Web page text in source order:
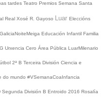
tardes Teatro Premios Semana Santa
Real Xosé R. Gayoso Luar Eleccións
Educación Infantil Familia
Urxencia Cero Área Pública LuarMilenario
2ª B Terceira División Ciencia e
do mundo #VSemanaCoaInfancia
Segunda División B Entroido 2016 Rosalía